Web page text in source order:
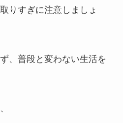
りすぎに注意しましょ
、普段と変わない生活を